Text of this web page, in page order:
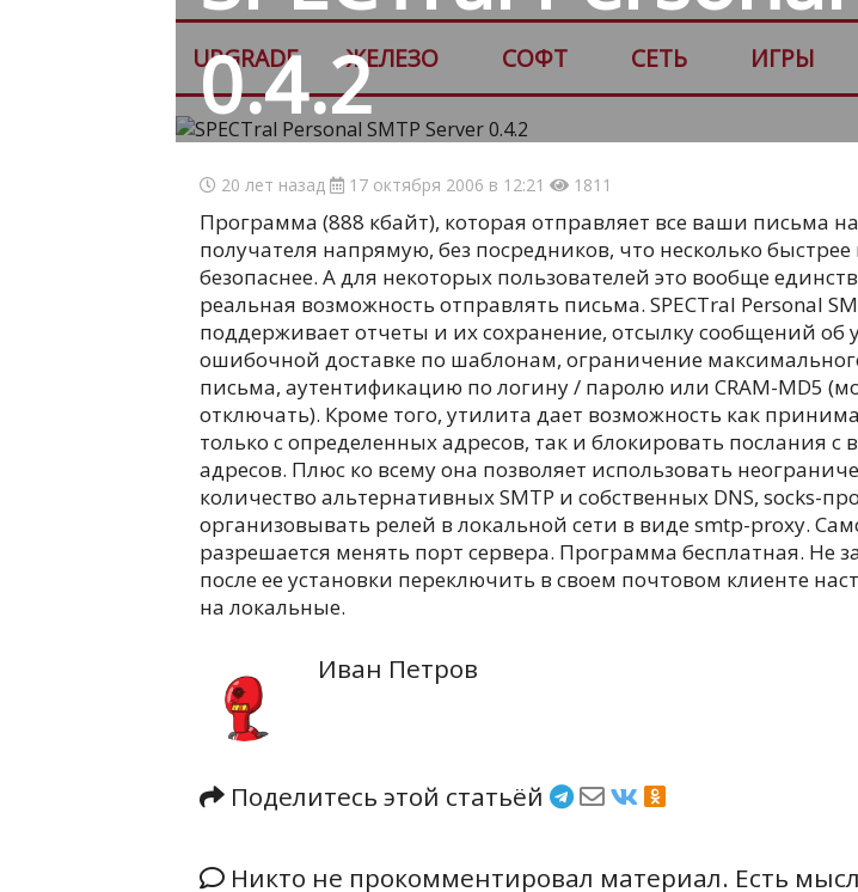
UPGRADE ЖЕЛЕЗО СОФТ СЕТЬ ИГРЫ
0.4.2
20 лет назад 17 октября 2006 в 12:21 1811
Программа (888 кбайт), которая отправляет все ваши письма
получателя напрямую, без посредников, что несколько быстрее
безопаснее. А для некоторых пользователей это вообще
реальная возможность отправлять письма. SPECTral Personal
поддерживает отчеты и их сохранение, отсылку сообщений об
ошибочной доставке по шаблонам, ограничение
письма, аутентификацию по логину / паролю или CRAM-MD5
отключать). Кроме того, утилита дает возможность как
только с определенных адресов, так и блокировать послания
адресов. Плюс ко всему она позволяет использовать
количество альтернативных SMTP и собственных DNS, socks-
организовывать релей в локальной сети в виде smtp-proxy.
разрешается менять порт сервера. Программа бесплатная. Не
после ее установки переключить в своем почтовом клиенте
на локальные.
Иван Петров
Поделитесь этой статьёй
Никто не прокомментировал материал. Есть